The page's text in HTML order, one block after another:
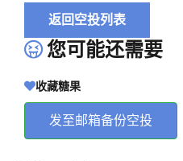
返回空投列表
您可能还需要
收藏糖果
发至邮箱备份空投